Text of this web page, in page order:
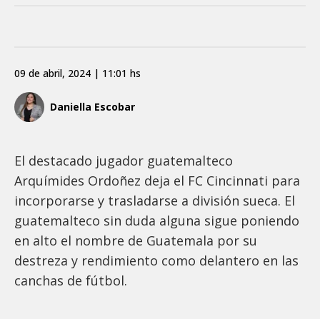
Daniella Escobar
09 de abril, 2024 | 11:01 hs
El destacado jugador guatemalteco
Arquímides Ordoñez deja el FC Cincinnati para
incorporarse y trasladarse a división sueca. El
guatemalteco sin duda alguna sigue poniendo
en alto el nombre de Guatemala por su
destreza y rendimiento como delantero en las
canchas de fútbol.